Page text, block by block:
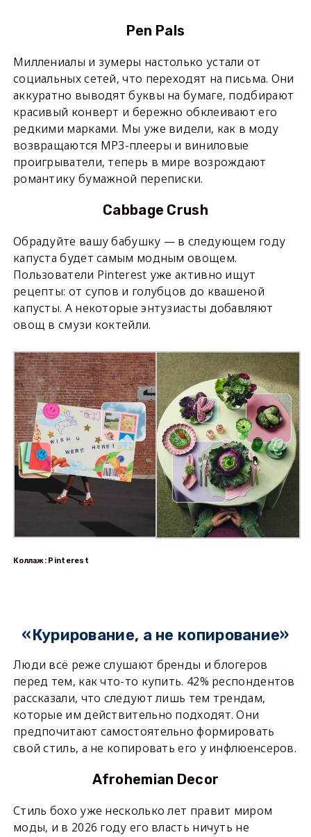
Pen Pals
Миллениалы и зумеры настолько устали от
социальных сетей, что переходят на письма. Они
аккуратно выводят буквы на бумаге, подбирают
красивый конверт и бережно обклеивают его
редкими марками. Мы уже видели, как в моду
возвращаются MP3-плееры и виниловые
проигрыватели, теперь в мире возрождают
романтику бумажной переписки.
Cabbage Crush
Обрадуйте вашу бабушку — в следующем году
капуста будет самым модным овощем.
Пользователи Pinterest уже активно ищут
рецепты: от супов и голубцов до квашеной
капусты. А некоторые энтузиасты добавляют
овощ в смузи коктейли.
Коллаж: Pinterest
«Курирование, а не копирование»
Люди всё реже слушают бренды и блогеров
перед тем, как что-то купить. 42% респондентов
рассказали, что следуют лишь тем трендам,
которые им действительно подходят. Они
предпочитают самостоятельно формировать
свой стиль, а не копировать его у инфлюенсеров.
Afrohemian Decor
Стиль бохо уже несколько лет правит миром
моды, и в 2026 году его власть ничуть не